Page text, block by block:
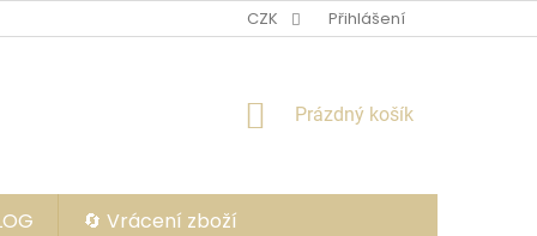
CZK Přihlášení
NÁKUPNÍ
Prázdný košík
🔄 Vrácení zboží